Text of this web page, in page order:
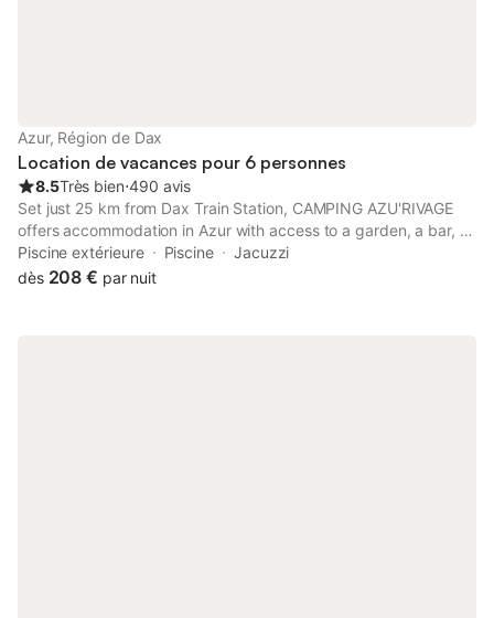
Azur, Région de Dax
Location de vacances pour 6 personnes
8.5Très bien⋅490 avis
Set just 25 km from Dax Train Station, CAMPING AZU'RIVAGE
offers accommodation in Azur with access to a garden, a bar, as
well as a minimarket. Boasting full-day security, this property
also provides guests with a children's playground.
Piscine extérieure Piscine
Jacuzzi
dès 208 € par nuit